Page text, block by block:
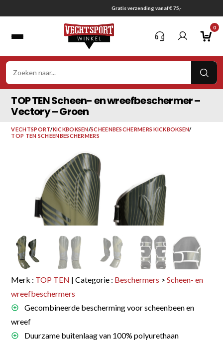
naar
Gratis verzending vanaf € 75,-
0
TOP TEN Scheen- en wreefbeschermer –
Vectory – Groen
VECHTSPORT/KICKBOKSEN/SCHEENBESCHERMERS KICKBOKSEN/
TOP TEN SCHEENBESCHERMERS
Merk : TOP TEN | Categorie : Beschermers >Scheen- en
wreefbeschermers
Gecombineerde bescherming voor scheenbeen en
wreef
Duurzame buitenlaag van 100% polyurethaan